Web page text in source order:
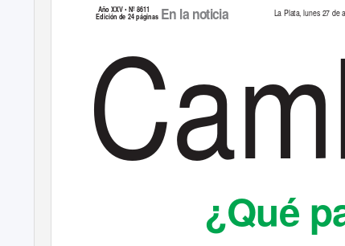
Año XXV • Nº 8611
Edición de 24 páginas La Plata, lunes 27 de
En la noticia
¿Qué